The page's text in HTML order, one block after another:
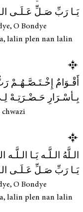
يَـا رَبِّ صَـلِّ عَـلَـى
O Bondye
lalin plen nan lalin
أَقْـوَامٌ إِخْـتَـصَّـهُـمْ رَبُّ
بِـأسْـرَارِ حَـضْـرَتِـهْ
الـلَّهُ الـلَّـه يَـا الـلَّـه
يَـا رَبِّ صَـلِّ عَـلَـى
O Bondye
lalin plen nan lalin